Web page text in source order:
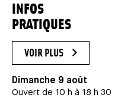
INFOS
PRATIQUES
VOIR PLUS
Dimanche 9 août
Ouvert de 10 h à 18 h 30